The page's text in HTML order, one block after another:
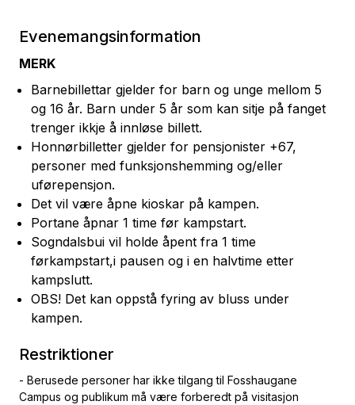
Evenemangsinformation
MERK
Barnebillettar gjelder for barn og unge mellom 5
og 16 år. Barn under 5 år som kan sitje på fanget
trenger ikkje å innløse billett.
Honnørbilletter gjelder for pensjonister +67,
personer med funksjonshemming og/eller
uførepensjon.
Det vil være åpne kioskar på kampen.
Portane åpnar 1 time før kampstart.
Sogndalsbui vil holde åpent fra 1 time
førkampstart,i pausen og i en halvtime etter
kampslutt.
OBS! Det kan oppstå fyring av bluss under
kampen.
Restriktioner
- Berusede personer har ikke tilgang til Fosshaugane
Campus og publikum må være forberedt på visitasjon